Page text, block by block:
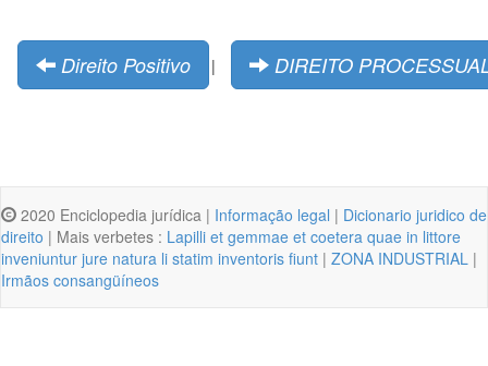
Direito Positivo | DIREITO
2020 Enciclopedia jurídica | Informação legal | Dicionario juridico de
direito | Mais verbetes : Lapilli et gemmae et coetera quae in littore
inveniuntur jure natura li statim inventoris fiunt | ZONA INDUSTRIAL |
Irmãos consangüíneos